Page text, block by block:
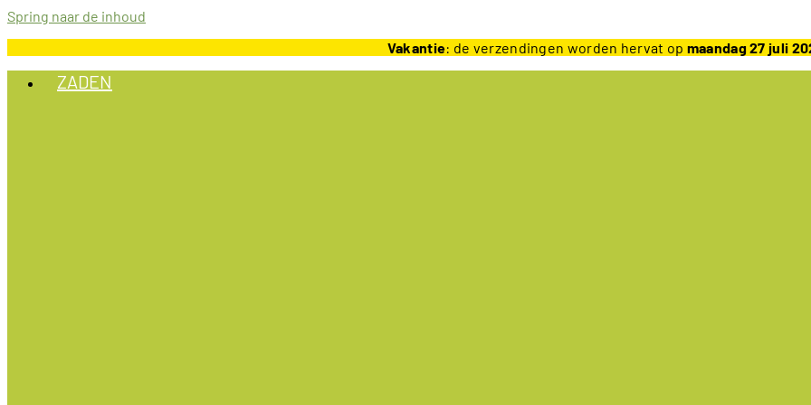
Spring naar de inhoud
Vakantie: de verzendingen worden hervat op maandag 27 juli
ZADEN